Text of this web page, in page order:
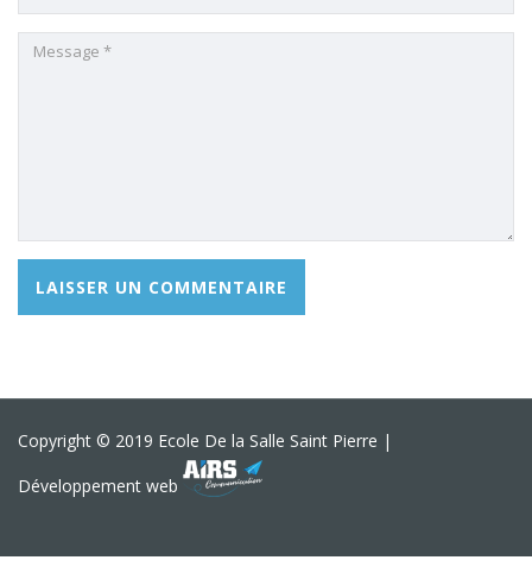
Copyright © 2019 Ecole De la Salle Saint Pierre |
Développement web